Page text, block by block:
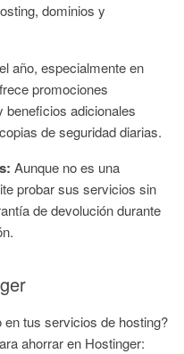
dominios y
año, especialmente en
promociones
adicionales
de seguridad diarias.
Aunque no es una
probar sus servicios sin
de devolución durante
tus servicios de hosting?
ahorrar en Hostinger: